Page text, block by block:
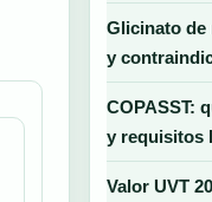
Glicinato de
y
COPASST:
y requisitos
Valor UVT